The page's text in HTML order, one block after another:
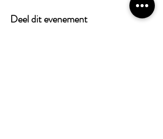
Deel dit evenement